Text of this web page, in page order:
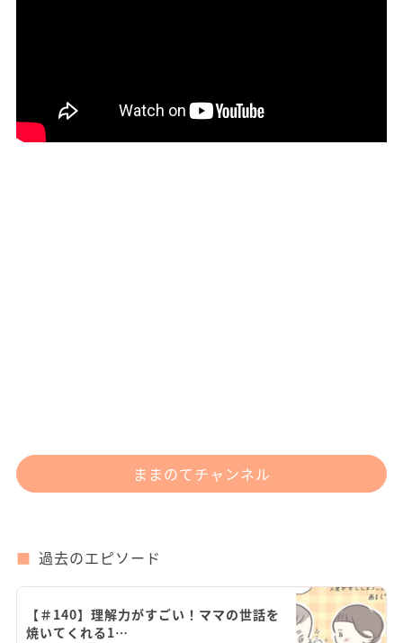
ままのてチャンネル
過去のエピソード
【＃140】理解力がすごい！ママの世話を
焼いてくれる1…